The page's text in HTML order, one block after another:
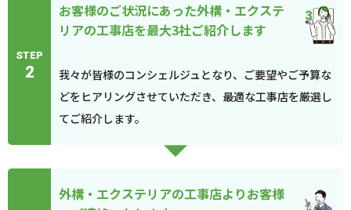
STEP
2
お客様のご状況にあった外構・エクステ
リアの工事店を最大3社ご紹介します
我々が皆様のコンシェルジュとなり、ご要望やご予算な
どをヒアリングさせていただき、最適な工事店を厳選し
てご紹介します。
外構・エクステリアの工事店よりお客様